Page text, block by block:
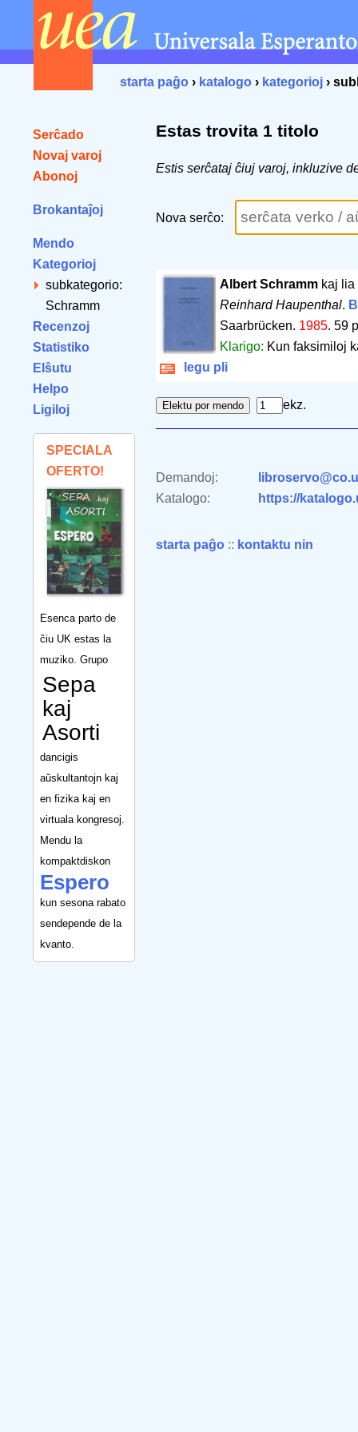
starta paĝo › katalogo › kategorioj ›
Serĉado
Novaj varoj
Abonoj
Brokantaĵoj
Mendo
Kategorioj
subkategorio:
Schramm
Recenzoj
Statistiko
Elŝutu
Helpo
Ligiloj
SPECIALA
OFERTO!
Esenca parto de
ĉiu UK estas la
muziko. Grupo
Sepa
kaj
Asorti
dancigis
aŭskultantojn kaj
en fizika kaj en
virtuala kongresoj.
Mendu la
kompaktdiskon
Espero
kun sesona rabato
sendepende de la
kvanto.
Estas trovita 1 titolo
Estis serĉataj ĉiuj varoj, inkluzive
Nova serĉo:
Albert Schramm kaj lia
Reinhard Haupenthal.
Saarbrücken. 1985. 59
Klarigo: Kun faksimiloj
legu pli
ekz.
Demandoj:
Katalogo:
https://
starta paĝo :: kontaktu nin